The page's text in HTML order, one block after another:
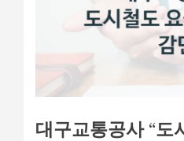
대구교통공사 “도